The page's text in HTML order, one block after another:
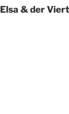
Elsa & der